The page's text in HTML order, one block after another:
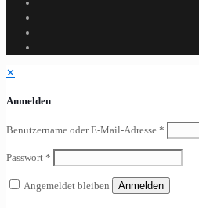
✕
Anmelden
Benutzername oder E-Mail-Adresse *
Passwort *
Angemeldet bleiben Anmelden